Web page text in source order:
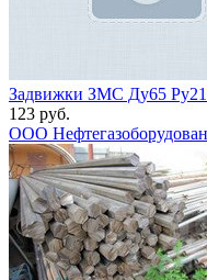
Задвижки ЗМС Ду65
123 руб.
ООО